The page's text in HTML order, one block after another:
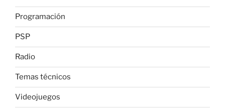
Programación
PSP
Radio
Temas técnicos
Videojuegos